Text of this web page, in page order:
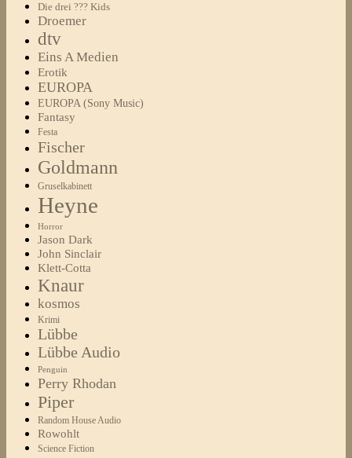
Die drei ??? Kids
Droemer
dtv
Eins A Medien
Erotik
EUROPA
EUROPA (Sony Music)
Fantasy
Festa
Fischer
Goldmann
Gruselkabinett
Heyne
Horror
Jason Dark
John Sinclair
Klett-Cotta
Knaur
kosmos
Krimi
Lübbe
Lübbe Audio
Penguin
Perry Rhodan
Piper
Random House Audio
Rowohlt
Science Fiction